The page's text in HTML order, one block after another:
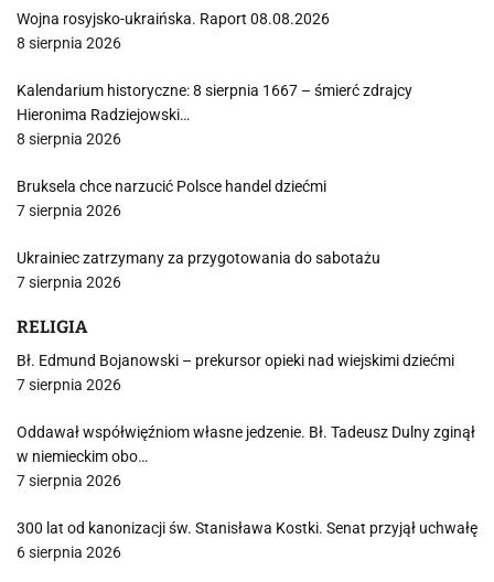
Wojna rosyjsko-ukraińska. Raport 08.08.2026
8 sierpnia 2026
Kalendarium historyczne: 8 sierpnia 1667 – śmierć zdrajcy
Hieronima Radziejowski…
8 sierpnia 2026
Bruksela chce narzucić Polsce handel dziećmi
7 sierpnia 2026
Ukrainiec zatrzymany za przygotowania do sabotażu
7 sierpnia 2026
RELIGIA
Bł. Edmund Bojanowski – prekursor opieki nad wiejskimi dziećmi
7 sierpnia 2026
Oddawał współwięźniom własne jedzenie. Bł. Tadeusz Dulny zginął
w niemieckim obo…
7 sierpnia 2026
300 lat od kanonizacji św. Stanisława Kostki. Senat przyjął uchwałę
6 sierpnia 2026